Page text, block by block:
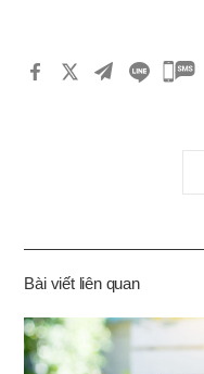
Bài viết liên quan